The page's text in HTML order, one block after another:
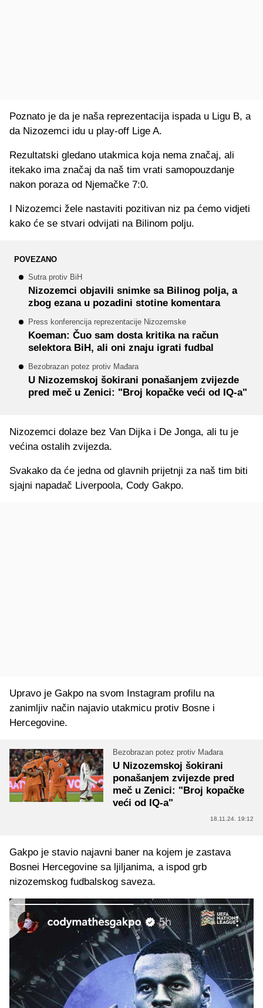
Poznato je da je naša reprezentacija ispada u Ligu B, a
da Nizozemci idu u play-off Lige A.
Rezultatski gledano utakmica koja nema značaj, ali
itekako ima značaj da naš tim vrati samopouzdanje
nakon poraza od Njemačke 7:0.
I Nizozemci žele nastaviti pozitivan niz pa ćemo vidjeti
kako će se stvari odvijati na Bilinom polju.
POVEZANO
Sutra protiv BiH
Nizozemci objavili snimke sa Bilinog polja, a
zbog ezana u pozadini stotine komentara
Press konferencija reprezentacije Nizozemske
Koeman: Čuo sam dosta kritika na račun
selektora BiH, ali oni znaju igrati fudbal
Bezobrazan potez protiv Mađara
U Nizozemskoj šokirani ponašanjem zvijezde
pred meč u Zenici: "Broj kopačke veći od IQ-a"
Nizozemci dolaze bez Van Dijka i De Jonga, ali tu je
većina ostalih zvijezda.
Svakako da će jedna od glavnih prijetnji za naš tim biti
sjajni napadač Liverpoola, Cody Gakpo.
Upravo je Gakpo na svom Instagram profilu na
zanimljiv način najavio utakmicu protiv Bosne i
Hercegovine.
Bezobrazan potez protiv Mađara
U Nizozemskoj šokirani
ponašanjem zvijezde pred
meč u Zenici: "Broj kopačke
veći od IQ-a"
18.11.24. 19:12
Gakpo je stavio najavni baner na kojem je zastava
Bosnei Hercegovine sa ljiljanima, a ispod grb
nizozemskog fudbalskog saveza.